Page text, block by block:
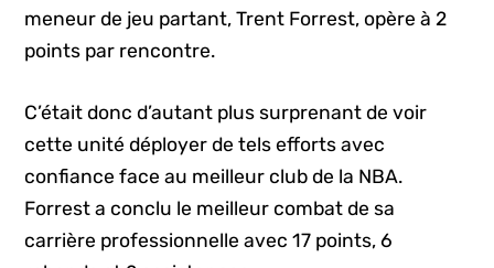
meneur de jeu partant, Trent Forrest, opère à 2
points par rencontre.
C’était donc d’autant plus surprenant de voir
cette unité déployer de tels efforts avec
confiance face au meilleur club de la NBA.
Forrest a conclu le meilleur combat de sa
carrière professionnelle avec 17 points, 6